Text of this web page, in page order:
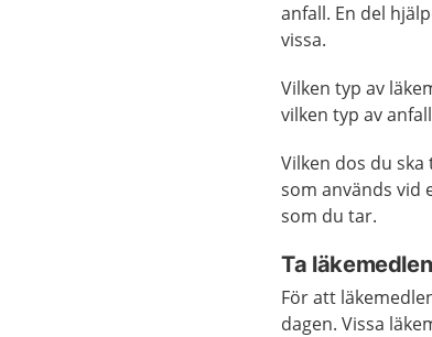
anfall. En del
vissa.
Vilken typ av
vilken typ av
Vilken dos du
som används vid
som du tar.
Ta
För att
dagen. Vissa